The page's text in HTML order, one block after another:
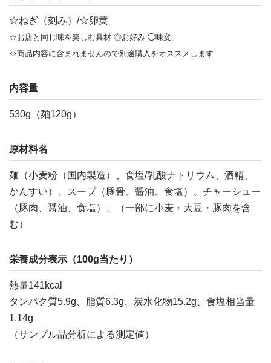
☆ねぎ（刻み）/☆卵黄
☆お店と同じ味を楽しむ具材 ◎お好み ◯味変
※商品内容に含まれませんので別途購入をオススメします
内容量
530g（麺120g）
原材料名
麺（小麦粉（国内製造）、食塩/乳酸ナトリウム、酒精、
かんすい）、スープ（豚骨、醤油、食塩）、チャーシュー
（豚肉、醤油、食塩）、（一部に小麦・大豆・豚肉を含
む）
栄養成分表示（100g当たり）
熱量141kcal
タンパク質5.9g、脂質6.3g、炭水化物15.2g、食塩相当量
1.14g
（サンプル品分析による測定値）